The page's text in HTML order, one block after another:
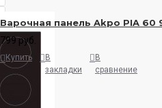
Варочная панель Akpo PIA 60
799 руб.
Купить
В
закладки
В
сравнение